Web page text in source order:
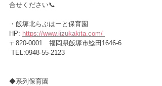
合せください📞
・飯塚北らぶはーと保育園
HP: https://www.iizukakita.com/
〒820-0001　福岡県飯塚市鯰田1646-6
TEL:0948-55-2123
◆系列保育園